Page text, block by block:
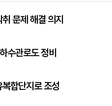
문제 해결 의지
수관로도 정비
합단지로 조성